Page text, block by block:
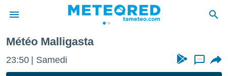
de
Météo Malligasta
23:50 Samedi ...